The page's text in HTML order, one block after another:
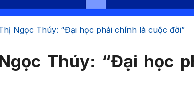
Ngọc Thúy: “Đại học phải chính là cuộc đời”
Thúy: “Đại học